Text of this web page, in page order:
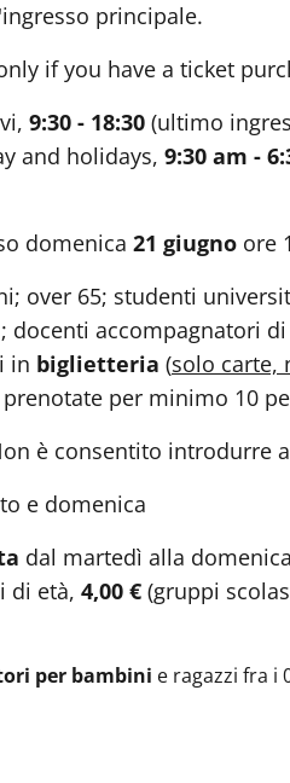
principale.
if you have a ticket
9:30 - 18:30 (ultimo
and holidays, 9:30 am -
domenica 21 giugno ore
over 65; studenti
accompagnatori
in biglietteria (solo carte,
per minimo 10
è consentito introdurre
e domenica
dal martedì alla domenica
di età, 4,00 € (gruppi
per bambini e ragazzi fra i